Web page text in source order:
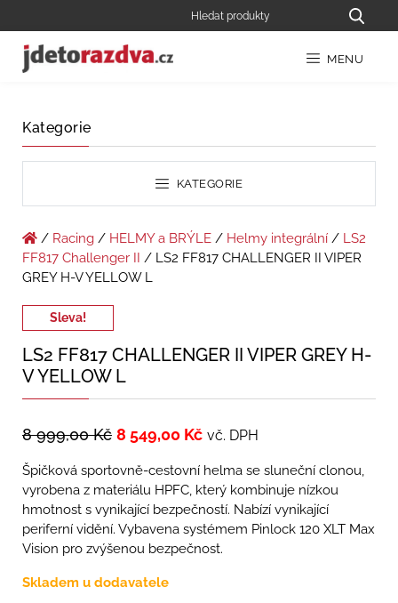
MENU
Kategorie
KATEGORIE
/ Racing / HELMY a BRÝLE / Helmy integrální / LS2
FF817 Challenger II
/ LS2 FF817 CHALLENGER II VIPER
GREY H-V YELLOW L
Sleva!
LS2 FF817 CHALLENGER II VIPER GREY H-
V YELLOW L
8 999,00Kč 8 549,00 Kč vč. DPH
Špičková sportovně-cestovní helma se sluneční clonou,
vyrobena z materiálu HPFC, který kombinuje nízkou
hmotnost s vynikající bezpečností. Nabízí vynikající
periferní vidění. Vybavena systémem Pinlock 120 XLT Max
Vision pro zvýšenou bezpečnost.
Skladem u dodavatele